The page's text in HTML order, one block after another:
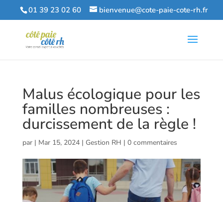
01 39 23 02 60 bienvenue@cote-paie-cote-rh.fr
Malus écologique pour les
familles nombreuses :
durcissement de la règle !
par | Mar 15, 2024| Gestion RH | 0 commentaires